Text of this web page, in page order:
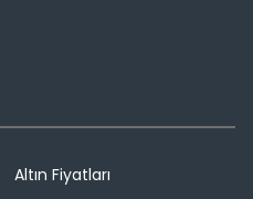
Altın Fiyatları